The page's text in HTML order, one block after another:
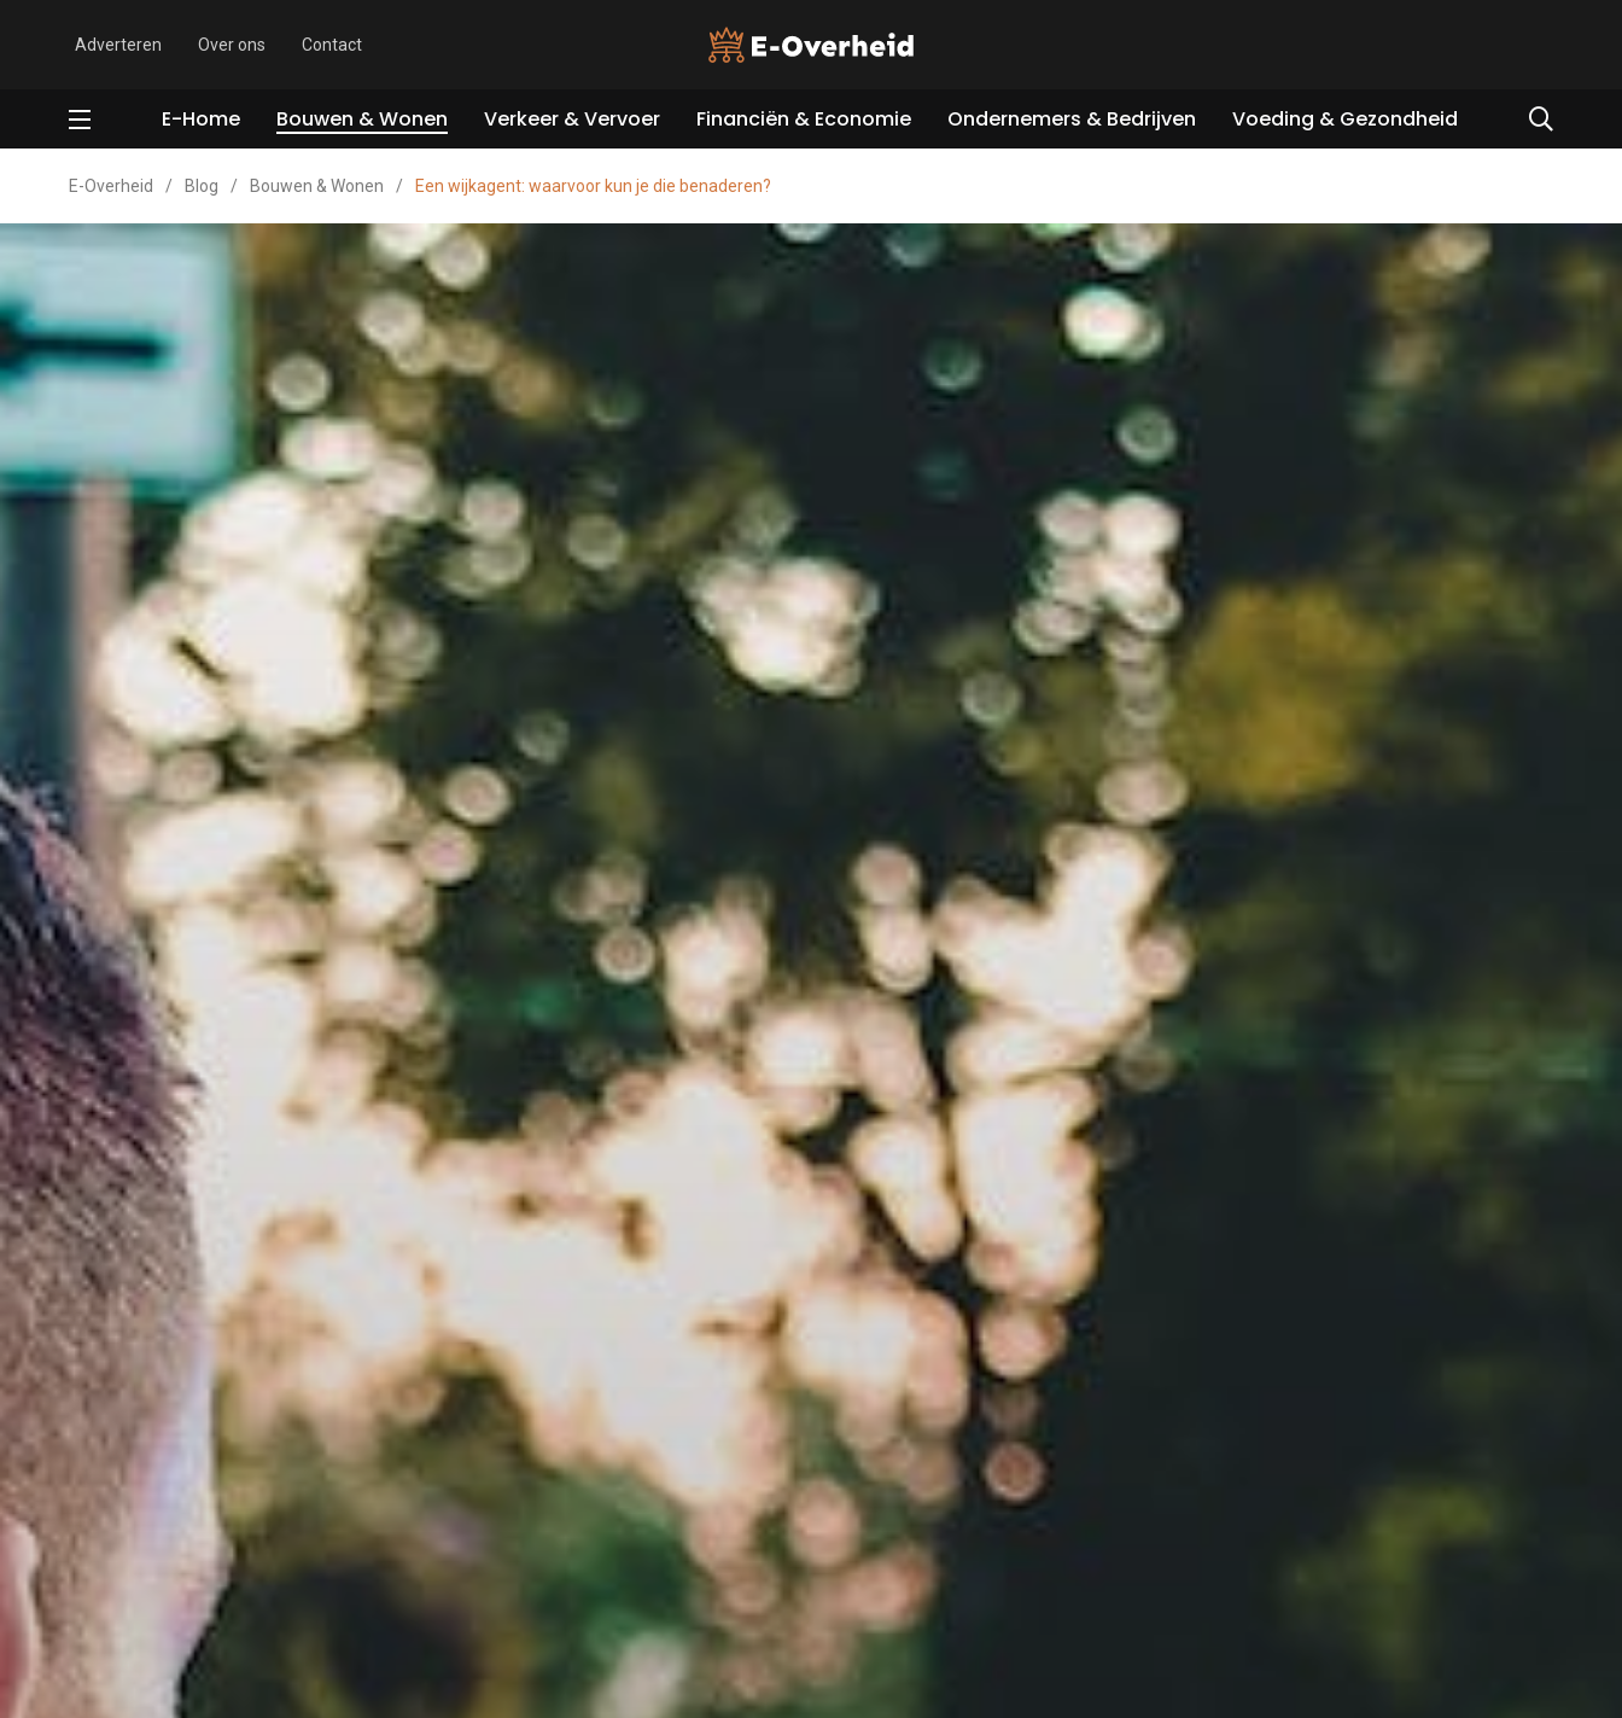
Adverteren Over ons Contact
E-Home Bouwen & Wonen Verkeer & Vervoer Financiën & Economie Ondernemers & Bedrijven Voeding & Gezondheid
E-Overheid / Blog / Bouwen & Wonen / Een wijkagent: waarvoor kun je die benaderen?